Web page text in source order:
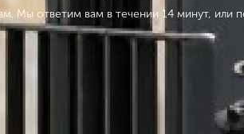
Мы ответим вам в течении 14 минут, или